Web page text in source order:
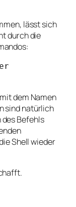
lässt sich
durch die
dem Namen
sind natürlich
Befehls
Shell wieder